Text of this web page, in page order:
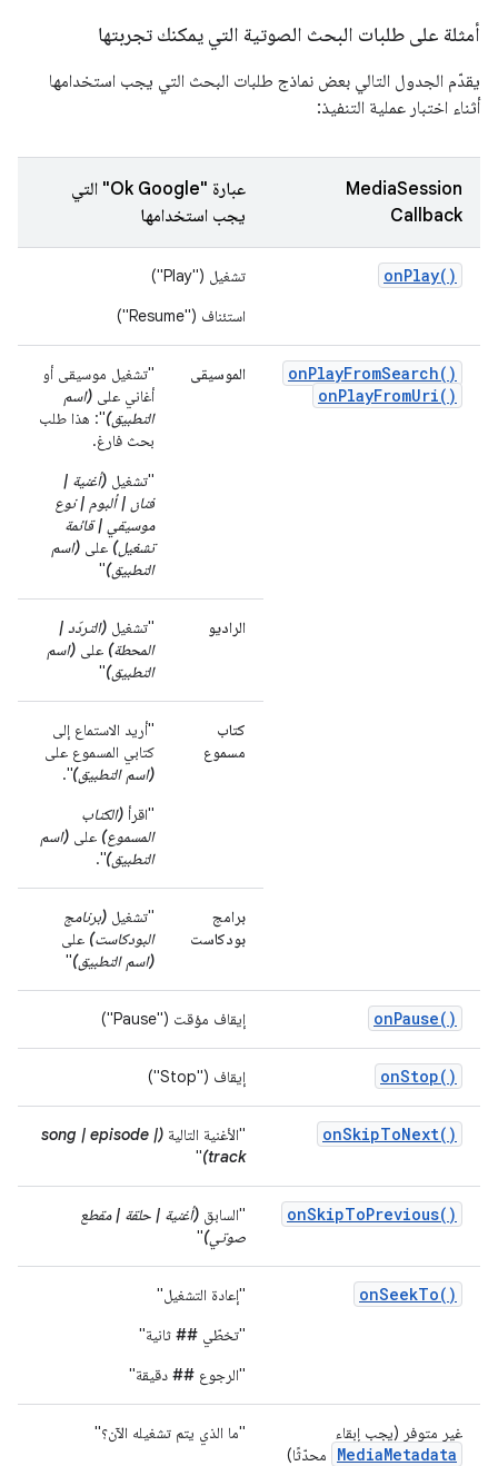
أمثلة على طلبات البحث الصوتية التي يمكنك تجربتها
يقدّم الجدول التالي بعض نماذج طلبات البحث التي يجب استخدامها
أثناء اختبار عملية التنفيذ:
MediaSession
Callback
عبارة "Ok Google" التي
يجب استخدامها
onPlay()
تشغيل ("Play")
استئناف ("Resume")
onPlayFromSearch()
onPlayFromUri()
الموسيقى
"تشغيل موسيقى أو
أغاني على (اسم
التطبيق)": هذا طلب
بحث فارغ.
"تشغيل (أغنية |
فنان | ألبوم | نوع
موسيقي | قائمة
تشغيل) على (اسم
التطبيق)"
الراديو "تشغيل (التردّد |
المحطة) على (اسم
التطبيق)"
كتاب
مسموع
"أريد الاستماع إلى
كتابي المسموع على
(اسم التطبيق)".
"اقرأ (الكتاب
المسموع) على (اسم
التطبيق)".
برامج
بودكاست
"تشغيل (برنامج
البودكاست) على
(اسم التطبيق)"
onPause() إيقاف مؤقت ("Pause")
onStop() إيقاف ("Stop")
onSkipToNext() "الأغنية التالية (song | episode |
track)
"
onSkipToPrevious() "السابق (أغنية | حلقة | مقطع
صوتي)"
onSeekTo()
"إعادة التشغيل"
"تخطّي ## ثانية"
"الرجوع ## دقيقة"
غير متوفر (يجب إبقاء
MediaMetadata محدّثًا)
"ما الذي يتم تشغيله الآن؟"